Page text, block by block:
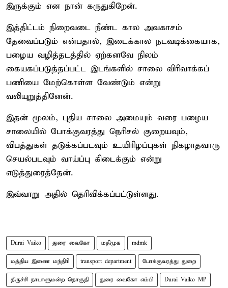
இருக்கும் என நான் கருதுகிறேன்.
இத்திட்டம் நிறைவடை நீண்ட கால அவகாசம்
தேவைப்படும் என்பதால், இடைக்கால நடவடிக்கையாக,
பழைய வழித்தடத்தில் ஏற்கனவே நிலம்
கையகப்படுத்தப்பட்ட இடங்களில் சாலை விரிவாக்கப்
பணியை மேற்கொள்ள வேண்டும் என்று
வலியுறுத்தினேன்.
இதன் மூலம், புதிய சாலை அமையும் வரை பழைய
சாலையில் போக்குவரத்து நெரிசல் குறையவும்,
விபத்துகள் தடுக்கப்படவும் உயிரிழப்புகள் நிகழாதவாரு
செயல்படவும் வாய்ப்பு கிடைக்கும் என்று
எடுத்துரைத்தேன்.
இவ்வாறு அதில் தெரிவிக்கப்பட்டுள்ளது.
Durai Vaiko துரை வைகோ மதிமுக mdmk
மத்திய இணை மந்திரி transport department போக்குவரத்து துறை
திருச்சி நாடாளுமன்ற தொகுதி துரை வைகோ எம்பி Durai Vaiko MP